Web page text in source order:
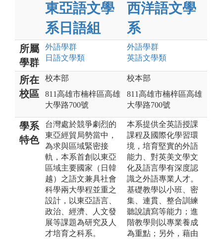
東亞語文學
系日語組
西洋語文學
系
所屬
學群
外語學群
日語文學類
外語學群
英語文學類
所在
校區
校本部
811高雄市楠梓區高雄
大學路700號
校本部
811高雄市楠梓區高雄
大學路700號
學系
特色
台灣處於競爭劇烈的
東亞經貿局勢當中，
為求與區域緊密接
軌，本系首創以東亞
區域主要國家（日韓
越）之語文兼具社會
科學兩大學程並重之
設計，以東亞語言、
政治、經濟、人文發
展等課題為研究及人
才培育之科系。
本系提供全英語授課
課程及國際化學習環
境，培育堅實的外語
能力、對英美文學文
化及語言學有深度認
識之外語專業人才。
基礎教學以小班、密
集、連貫、整合訓練
聽說讀寫等能力；進
階教學則以專業養成
為重點；另外，藉由